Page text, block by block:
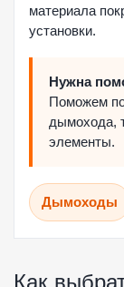
материала
установки.
Нужна
Поможем
дымохода,
элементы.
Дымоходы
Как